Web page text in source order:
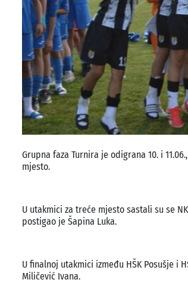
Grupna faza Turnira je odigrana 10. i
mjesto.
U utakmici za treće mjesto sastali su se
postigao je Šapina Luka.
U finalnoj utakmici između HŠK Posušje i
Miličević Ivana.